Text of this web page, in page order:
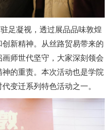
足凝视，透过展品品味敦煌
新精神。从丝路贸易带来的
师世代坚守，大家深刻领会
的重责。本次活动也是学院
变迁系列特色活动之一。